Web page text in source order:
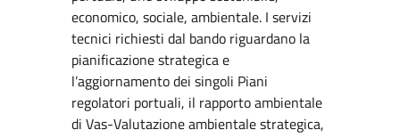
economico, sociale, ambientale. I servizi
tecnici richiesti dal bando riguardano la
pianificazione strategica e
l’aggiornamento dei singoli Piani
regolatori portuali, il rapporto ambientale
di Vas-Valutazione ambientale strategica,